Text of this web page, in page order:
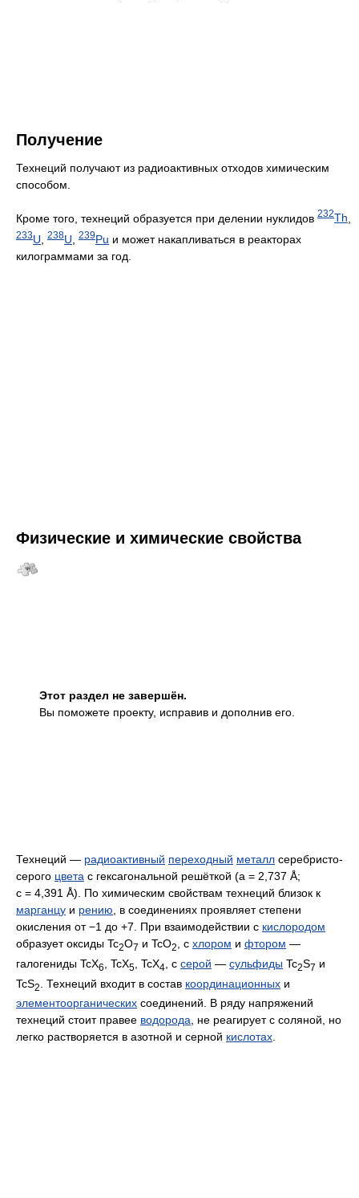
Получение
Технеций получают из радиоактивных отходов химическим
способом.
Кроме того, технеций образуется при делении нуклидов 232Th
233U 238U 239Pu и может накапливаться в реакторах
килограммами за год.
Физические и химические свойства
Этот раздел не завершён.
Вы поможете проекту, исправив и дополнив его.
Технеций — радиоактивный переходный металл серебристо-
серого цвета с гексагональной решёткой (a = 2,737 Å;
с = 4,391 Å). По химическим свойствам технеций близок к
марганцу и рению , в соединениях проявляет степени
окисления от −1 до +7. При взаимодействии с кислородом
образует оксиды Tc2O7 и TcO2 , с хлором и фтором —
галогениды TcX6 , TcX5 , TcX4 , с серой — сульфиды Tc2S7 и
TcS2 . Технеций входит в состав координационных и
элементоорганических соединений. В ряду напряжений
технеций стоит правее водорода, не реагирует с соляной, но
легко растворяется в азотной и серной кислотах.